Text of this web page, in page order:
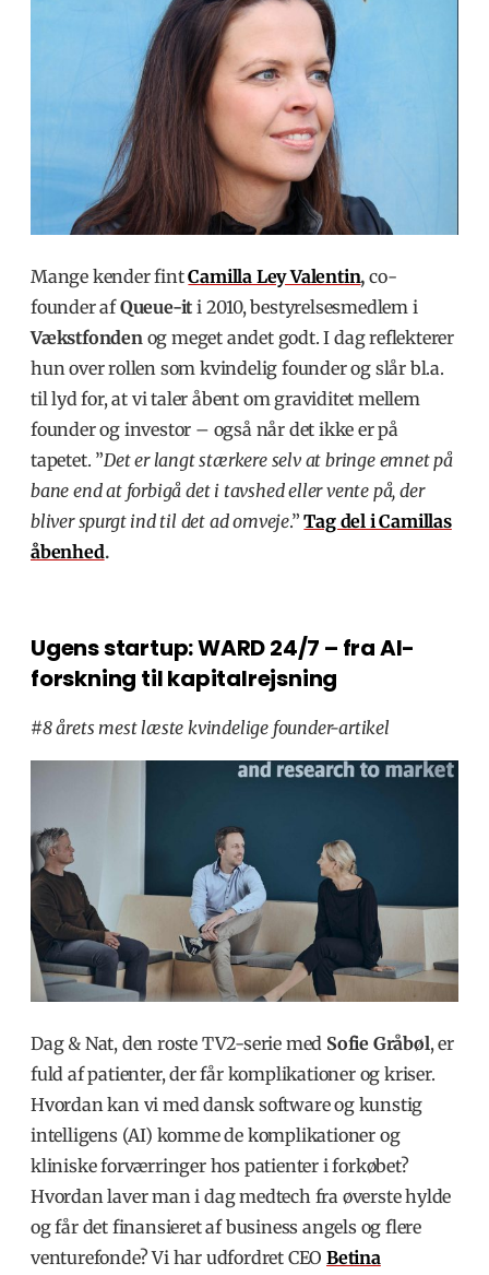
Mange kender fintCamilla Ley Valentin, co-
founder afQueue-it i 2010, bestyrelsesmedlem i
Vækstfonden og meget andet godt. I dag reflekterer
hun over rollen som kvindelig founder og slår bl.a.
til lyd for, at vi taler åbent om graviditet mellem
founder og investor – også når det ikke er på
tapetet. ”Det er langt stærkere selv at bringe emnet på
bane end at forbigå det i tavshed eller vente på, der
bliver spurgt ind til det ad omveje.”Tag del i Camillas
åbenhed.
Ugens startup: WARD 24/7 – fra AI-
forskning til kapitalrejsning
#8 årets mest læste kvindelige founder-artikel
Dag & Nat, den roste TV2-serie med Sofie Gråbøl, er
fuld af patienter, der får komplikationer og kriser.
Hvordan kan vi med dansk software og kunstig
intelligens (AI) komme de komplikationer og
kliniske forværringer hos patienter i forkøbet?
Hvordan laver man i dag medtech fra øverste hylde
og får det finansieret af business angels og flere
venturefonde? Vi har udfordret CEOBetina